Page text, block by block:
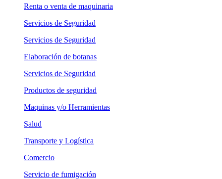
Renta o venta de maquinaria
Servicios de Seguridad
Servicios de Seguridad
Elaboración de botanas
Servicios de Seguridad
Productos de seguridad
Maquinas y/o Herramientas
Salud
Transporte y Logística
Comercio
Servicio de fumigación